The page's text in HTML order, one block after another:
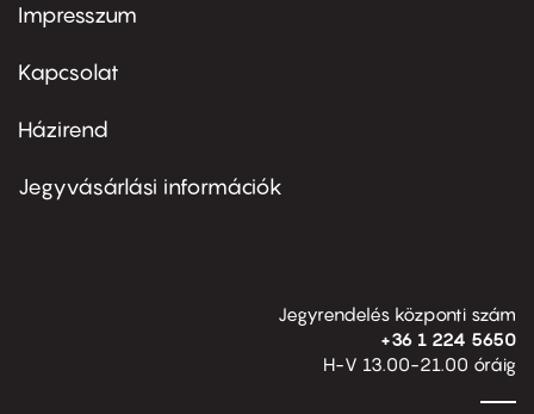
Footer
first
Impresszum
Kapcsolat
Footer
second
Házirend
Jegyvásárlási információk
Jegyrendelés központi szám
+36 1 224 5650
H-V 13.00-21.00 óráig